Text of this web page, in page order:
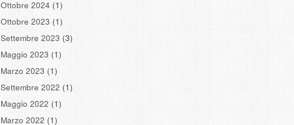
Ottobre 2024 (1)
Ottobre 2023 (1)
Settembre 2023 (3)
Maggio 2023 (1)
Marzo 2023 (1)
Settembre 2022 (1)
Maggio 2022 (1)
Marzo 2022 (1)